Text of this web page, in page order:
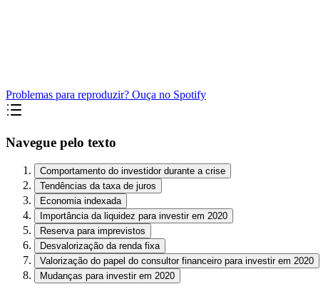
Problemas para reproduzir? Ouça no Spotify
Navegue pelo texto
Comportamento do investidor durante a crise
Tendências da taxa de juros
Economia indexada
Importância da liquidez para investir em 2020
Reserva para imprevistos
Desvalorização da renda fixa
Valorização do papel do consultor financeiro para investir em 2020
Mudanças para investir em 2020